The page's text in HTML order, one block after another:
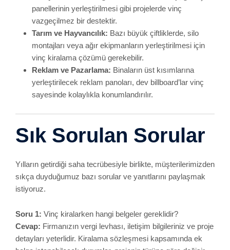
istiyoruz.
Vinç kiralarken hangi belgeler gereklidir?
Firmanızın vergi levhası, iletişim bilgileriniz ve proje
detayları yeterlidir. Kiralama sözleşmesi kapsamında ek
belge istenebilecek durumlar, projenin türüne göre değişir.
Soru 2:
Operatörü kendimiz sağlayabilir miyiz?
Cevap:Mümkün olsa da çok önerilmez. Vinç operatörlüğü
profesyonel eğitim ve resmi sertifika gerektirir. Deneyimsiz
kullanımlarda iş kazası riski artar. Biz, projeye tam uyumlu
operatörlerimizle birlikte destek sunuyoruz.
Soru 3:Haftasonu veya gece operasyonu yapılabilir mi?
Cevap:Evet, projenizin aciliyetine göre esnek saatlerde
hizmet verebiliyoruz. Ancak, şehir içi çalışma saatleri ve
bulundurarak planlama yapıyoruz.
Soru 4:“İstanbul kiralık vinç” hizmeti sadece Avrupa